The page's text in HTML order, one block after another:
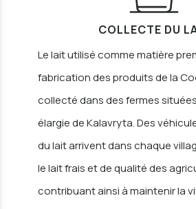
COLLECTE DU
Le lait utilisé comme matière
fabrication des produits de la
collecté dans des fermes
élargie de Kalavryta. Des
du lait arrivent dans chaque
le lait frais et de qualité des
contribuant ainsi à maintenir la